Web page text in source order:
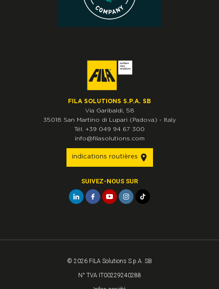
FILA SOLUTIONS S.P.A. SB
Via Garibaldi, 58
35018 San Martino di Lupari (Padova) - Italy
Tél. +39 049 94 67 300
info@filasolutions.com
indications routières
SUIVEZ-NOUS SUR
© 2026 FILA Solutions S.p.A. SB
N° TVA IT00229240288